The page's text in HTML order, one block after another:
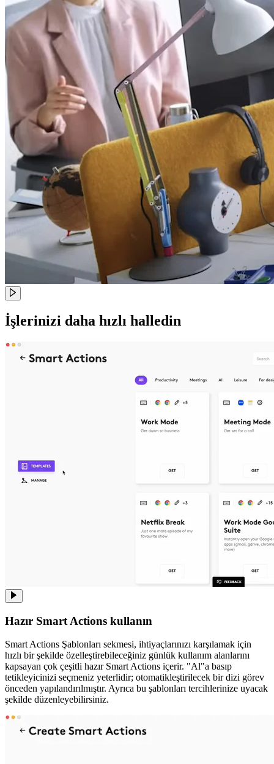
İşlerinizi daha hızlı halledin
Hazır Smart Actions kullanın
Smart Actions Şablonları sekmesi, ihtiyaçlarınızı karşılamak için
hızlı bir şekilde özelleştirebileceğiniz günlük kullanım alanlarını
kapsayan çok çeşitli hazır Smart Actions içerir. "Al"a basıp
tetikleyicinizi seçmeniz yeterlidir; otomatikleştirilecek bir dizi görev
önceden yapılandırılmıştır. Ayrıca bu şablonları tercihlerinize uyacak
şekilde düzenleyebilirsiniz.